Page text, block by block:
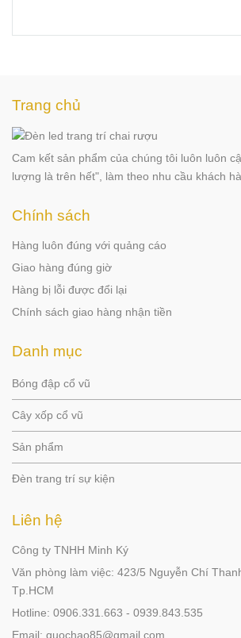
Trang chủ
Cam kết sản phẩm của chúng tôi luôn luôn
lượng là trên hết", làm theo nhu cầu khách
Chính sách
Hàng luôn đúng với quảng cáo
Giao hàng đúng giờ
Hàng bị lỗi được đổi lại
Chính sách giao hàng nhận tiền
Danh mục
Bóng đập cổ vũ
Cây xốp cổ vũ
Sản phẩm
Đèn trang trí sự kiện
Liên hệ
Công ty TNHH Minh Ký
Văn phòng làm việc: 423/5 Nguyễn Chí
Tp.HCM
Hotline: 0906.331.663 - 0939.843.535
Email: quochao85@gmail.com